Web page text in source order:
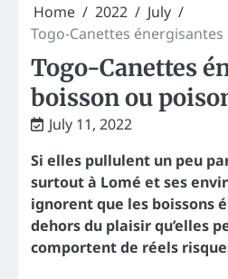
Home 2022
July
Togo-Canettes
Togo-Canettes
boisson ou
July 11, 2022
Si elles pullulent un peu
surtout à Lomé et ses
ignorent que les boissons
dehors du plaisir qu’elles
comportent de réels